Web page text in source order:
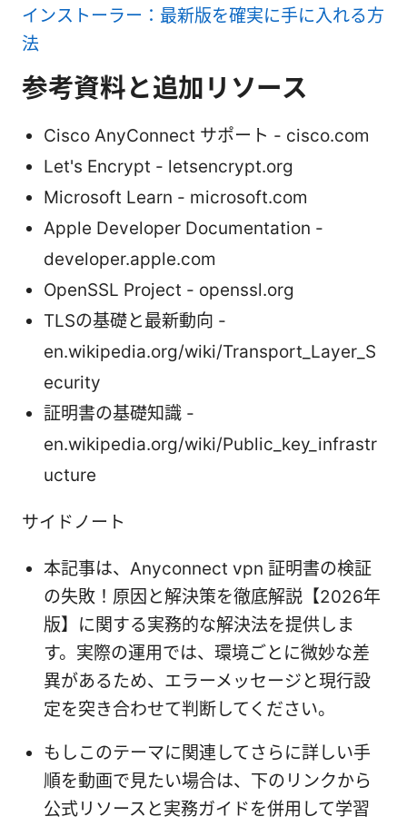
インストーラー：最新版を確実に手に入れる方
法
参考資料と追加リソース
Cisco AnyConnect サポート - cisco.com
Let's Encrypt - letsencrypt.org
Microsoft Learn - microsoft.com
Apple Developer Documentation -
developer.apple.com
OpenSSL Project - openssl.org
TLSの基礎と最新動向 -
en.wikipedia.org/wiki/Transport_Layer_S
ecurity
証明書の基礎知識 -
en.wikipedia.org/wiki/Public_key_infrastr
ucture
サイドノート
本記事は、Anyconnect vpn 証明書の検証
の失敗！原因と解決策を徹底解説【2026年
版】に関する実務的な解決法を提供しま
す。実際の運用では、環境ごとに微妙な差
異があるため、エラーメッセージと現行設
定を突き合わせて判断してください。
もしこのテーマに関連してさらに詳しい手
順を動画で見たい場合は、下のリンクから
公式リソースと実務ガイドを併用して学習